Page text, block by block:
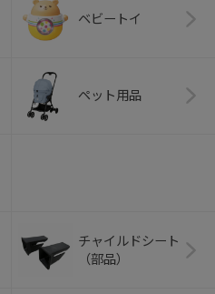
ベビートイ
ペット用品
チャイルドシート
（部品）